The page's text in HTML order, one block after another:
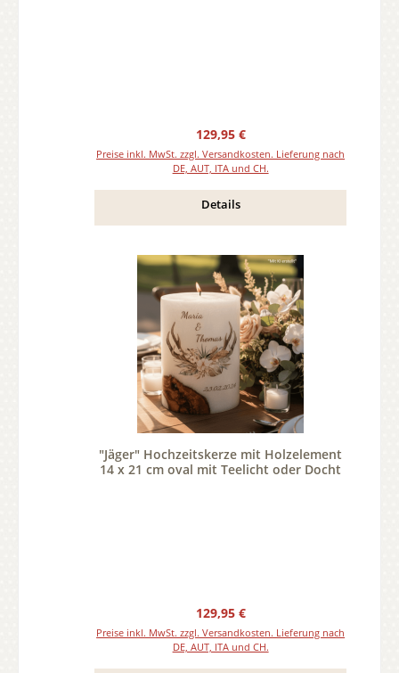
Regulärer Preis:
129,95 €
Preise inkl. MwSt. zzgl. Versandkosten. Lieferung nach
DE, AUT, ITA und CH.
Details
"Jäger" Hochzeitskerze mit Holzelement
14 x 21 cm oval mit Teelicht oder Docht
Regulärer Preis:
129,95 €
Preise inkl. MwSt. zzgl. Versandkosten. Lieferung nach
DE, AUT, ITA und CH.